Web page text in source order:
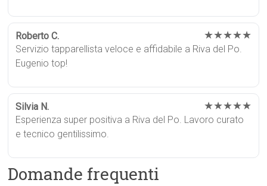
Roberto C. ★★★★★
Servizio tapparellista veloce e affidabile a Riva del Po.
Eugenio top!
Silvia N. ★★★★★
Esperienza super positiva a Riva del Po. Lavoro curato
e tecnico gentilissimo.
Domande frequenti